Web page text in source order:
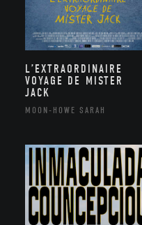
L’EXTRAORDINAIRE
VOYAGE DE MISTER
JACK
MOON-HOWE SARAH